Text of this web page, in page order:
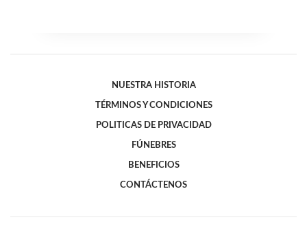
NUESTRA HISTORIA
TÉRMINOS Y CONDICIONES
POLITICAS DE PRIVACIDAD
FÚNEBRES
BENEFICIOS
CONTÁCTENOS